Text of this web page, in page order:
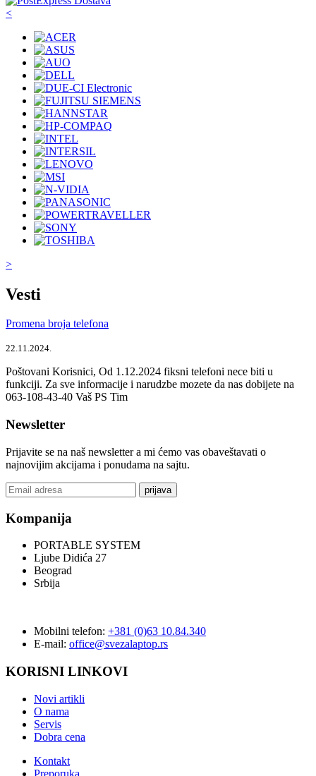
<
>
Vesti
Promena broja telefona
22.11.2024.
Poštovani Korisnici, Od 1.12.2024 fiksni telefoni nece biti u
funkciji. Za sve informacije i narudzbe mozete da nas dobijete na
063-108-43-40 Vaš PS Tim
Newsletter
Prijavite se na naš newsletter a mi ćemo vas obaveštavati o
najnovijim akcijama i ponudama na sajtu.
prijava
Kompanija
PORTABLE SYSTEM
Ljube Didića 27
Beograd
Srbija
Mobilni telefon: +381 (0)63 10.84.340
E-mail: office@svezalaptop.rs
KORISNI LINKOVI
Novi artikli
O nama
Servis
Dobra cena
Kontakt
Preporuka